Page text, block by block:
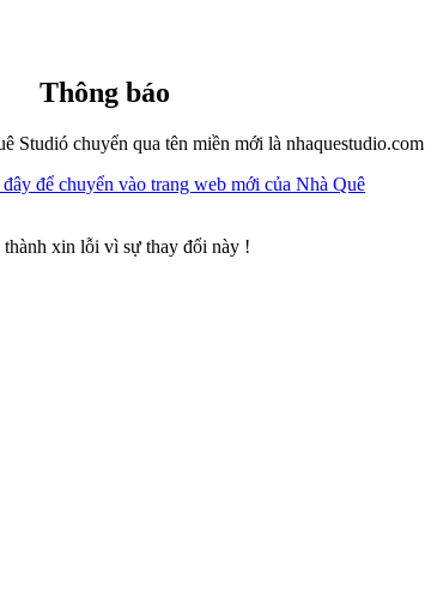
Thông báo
Studió chuyển qua tên miền mới là nhaquestudio.com
để chuyển vào trang web mới của Nhà Quê
thành xin lỗi vì sự thay đổi này !